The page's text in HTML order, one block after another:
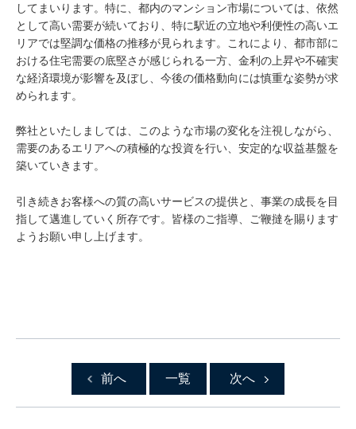
してまいります。特に、都内のマンション市場については、依然
として高い需要が続いており、特に駅近の立地や利便性の高いエ
リアでは堅調な価格の推移が見られます。これにより、都市部に
おける住宅需要の底堅さが感じられる一方、金利の上昇や不確実
な経済環境が影響を及ぼし、今後の価格動向には慎重な姿勢が求
められます。
弊社といたしましては、このような市場の変化を注視しながら、
需要のあるエリアへの積極的な投資を行い、安定的な収益基盤を
築いていきます。
引き続きお客様への質の高いサービスの提供と、事業の成長を目
指して邁進していく所存です。皆様のご指導、ご鞭撻を賜ります
ようお願い申し上げます。
前へ 一覧 次へ